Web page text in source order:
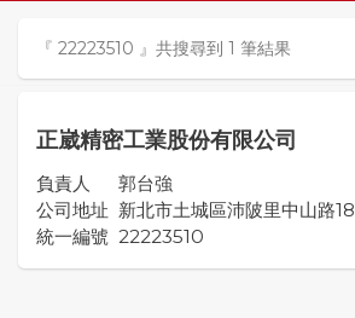
『 22223510 』共搜尋到 1 筆結果
正崴精密工業股份有限公司
負責人
郭台強
公司地址 新北市土城區沛陂里中山路
統一編號 22223510